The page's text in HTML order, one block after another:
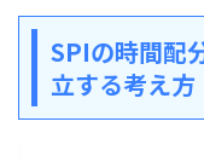
SPIの時間配
立する考え方